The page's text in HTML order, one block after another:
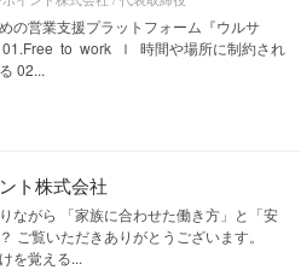
の営業支援プラットフォーム『ウルサ
01.Free to work ｌ 時間や場所に制約され
02...
ト株式会社
ながら 「家族に合わせた働き方」と「安
ご覧いただきありがとうございます。
を覚える...